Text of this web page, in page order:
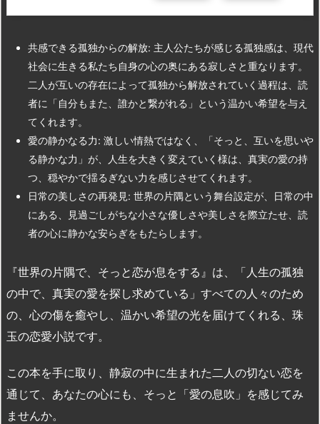
共感できる孤独からの解放: 主人公たちが感じる孤独感は、現代
社会に生きる私たち自身の心の奥にある寂しさと重なります。
二人が互いの存在によって孤独から解放されていく過程は、読
者に「自分もまた、誰かと繋がれる」という温かい希望を与え
てくれます。
愛の静かなる力: 激しい情熱ではなく、「そっと、互いを思いや
る静かな力」が、人生を大きく変えていく様は、真実の愛の持
つ、穏やかで揺るぎない力を感じさせてくれます。
日常の美しさの再発見: 世界の片隅という舞台設定が、日常の中
にある、見過ごしがちな小さな優しさや美しさを際立たせ、読
者の心に静かな安らぎをもたらします。
『世界の片隅で、そっと恋が息をする』は、「人生の孤独
の中で、真実の愛を探し求めている」すべての人々のため
の、心の傷を癒やし、温かい希望の光を届けてくれる、珠
玉の恋愛小説です。
この本を手に取り、静寂の中に生まれた二人の切ない恋を
通じて、あなたの心にも、そっと「愛の息吹」を感じてみ
ませんか。